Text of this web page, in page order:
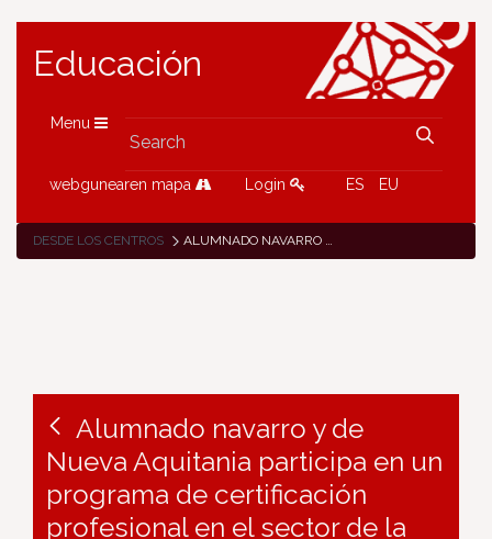
Educación
Menu
webgunearen mapa Login ES EU
DESDE LOS CENTROS ALUMNADO NAVARRO Y DE NUEVA AQUITANIA PARTICIPA EN UN PROGRAMA DE CERTIFICACIÓN PROFESIONAL EN EL SECTOR DE LA AUTOMOCIÓN
Alumnado navarro y de
Nueva Aquitania participa en un
programa de certificación
profesional en el sector de la